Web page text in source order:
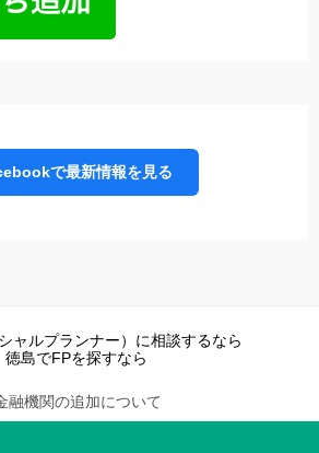
で最新情報を見る
ャルプランナー）に相談するなら
徳島でFPを探すなら
融機関の追加について